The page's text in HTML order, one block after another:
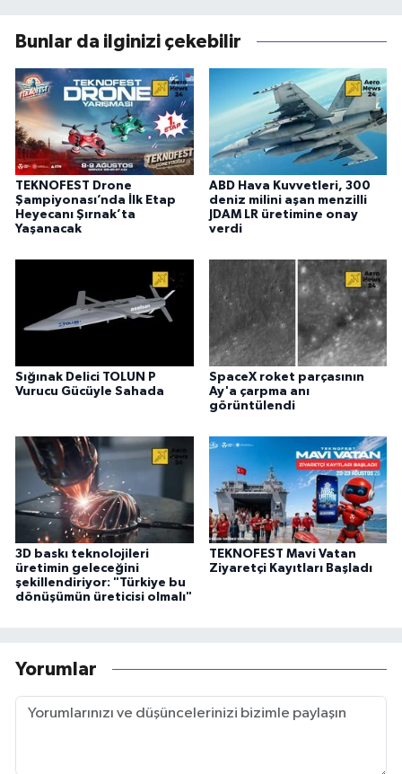
Bunlar da ilginizi çekebilir
TEKNOFEST Drone
Şampiyonası’nda İlk Etap
Heyecanı Şırnak’ta
Yaşanacak
ABD Hava Kuvvetleri, 300
deniz milini aşan menzilli
JDAM LR üretimine onay
verdi
Sığınak Delici TOLUN P
Vurucu Gücüyle Sahada
SpaceX roket parçasının
Ay'a çarpma anı
görüntülendi
3D baskı teknolojileri
üretimin geleceğini
şekillendiriyor: "Türkiye bu
dönüşümün üreticisi olmalı"
TEKNOFEST Mavi Vatan
Ziyaretçi Kayıtları Başladı
Yorumlar